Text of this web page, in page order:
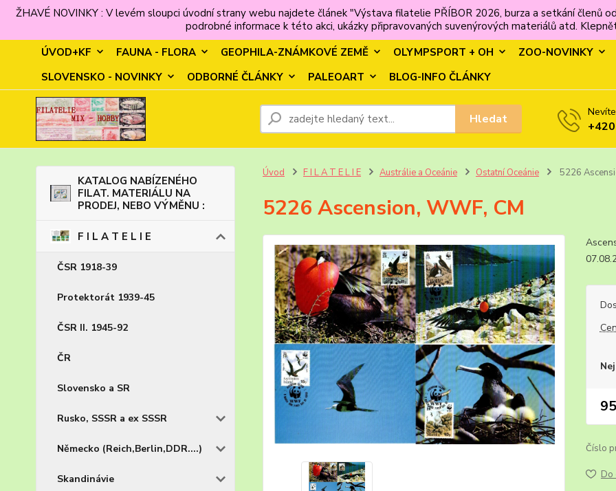
ŽHAVÉ NOVINKY : V levém sloupci úvodní strany webu najdete článek "Výstava filatelie PŘÍBOR 2026, burza a setkání členů
podrobné informace k této akci, ukázky připravovaných suvenýrových materiálů atd.
ÚVOD+KF
FAUNA - FLORA GEOPHILA-ZNÁMKOVÉ ZEMĚ OLYMPSPORT + OH
ZOO-NOVINKY
SLOVENSKO - NOVINKY
ODBORNÉ ČLÁNKY PALEOART BLOG-INFO ČLÁNKY
Hledat
KATALOG NABÍZENÉHO
FILAT. MATERIÁLU NA
PRODEJ, NEBO VÝMĚNU :
F I L A T E L I E
ČSR 1918-39
Protektorát 1939-45
ČSR II. 1945-92
ČR
Slovensko a SR
Rusko, SSSR a ex SSSR
Německo (Reich,Berlin,DDR....)
Skandinávie
Úvod F I L A T E L I E Austrálie a Oceánie Ostatní Oceánie 5226
5226 Ascension, WWF, CM
Číslo
Do